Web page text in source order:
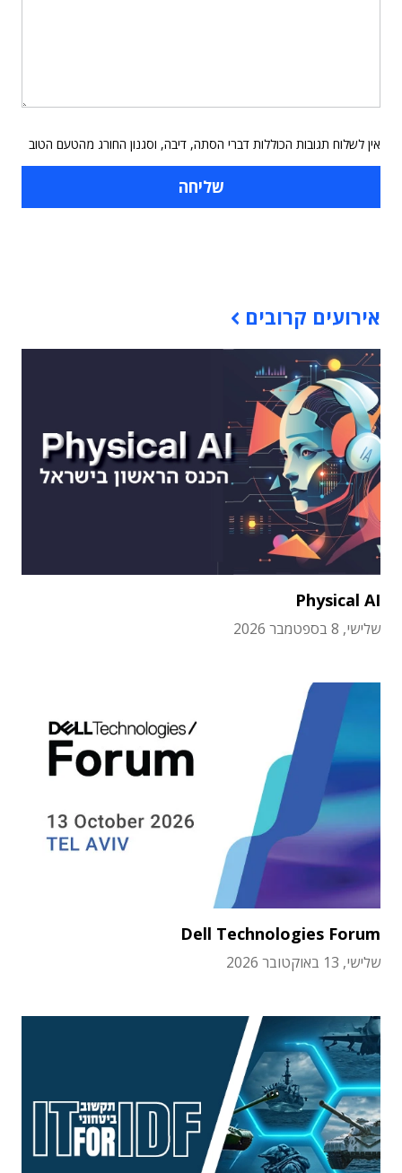
אין לשלוח תגובות הכוללות דברי הסתה, דיבה, וסגנון החורג מהטעם הטוב
אירועים קרובים
Physical AI
שלישי, 8 בספטמבר 2026
Dell Technologies Forum
שלישי, 13 באוקטובר 2026